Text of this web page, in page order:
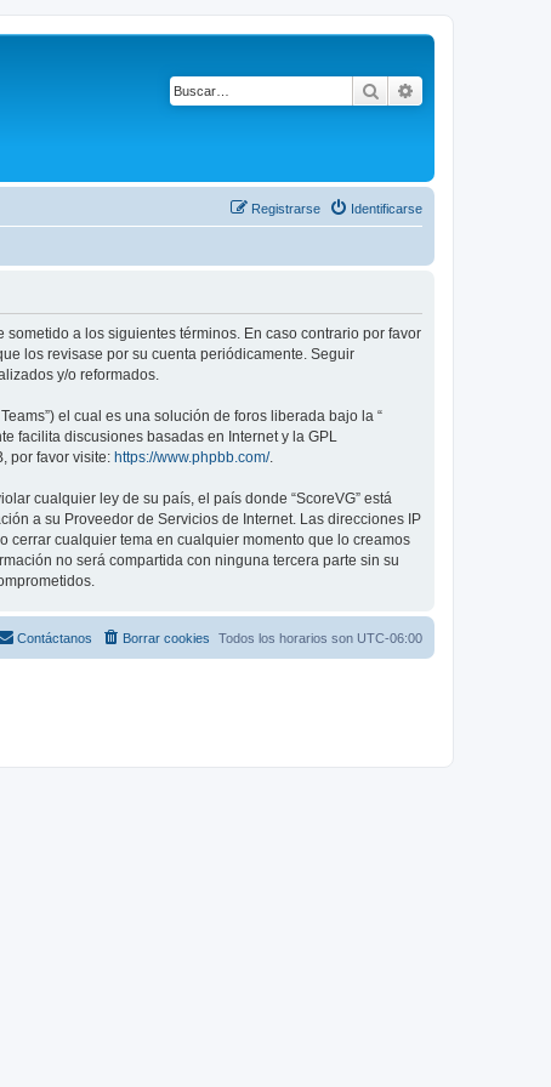
Buscar
Identificarse
Registrarse
sometido a los siguientes términos. En caso contrario por favor
los revisase por su cuenta periódicamente. Seguir
y/o reformados.
el cual es una solución de foros liberada bajo la “
facilita discusiones basadas en Internet y la GPL
por favor visite: https://www.phpbb.com/.
cualquier ley de su país, el país donde “ScoreVG” está
a su Proveedor de Servicios de Internet. Las direcciones IP
cerrar cualquier tema en cualquier momento que lo creamos
no será compartida con ninguna tercera parte sin su
Todos los horarios son UTC-06:00
Borrar cookies
Contáctanos